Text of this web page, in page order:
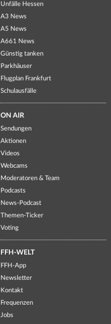
Unfälle Hessen
A3 News
A5 News
A661 News
Günstig tanken
Parkhäuser
Flugplan Frankfurt
Schulausfälle
ON AIR
Sendungen
Aktionen
Videos
Webcams
Moderatoren & Team
Podcasts
News-Podcast
Themen-Ticker
Voting
FFH-WELT
FFH-App
Newsletter
Kontakt
Frequenzen
Jobs